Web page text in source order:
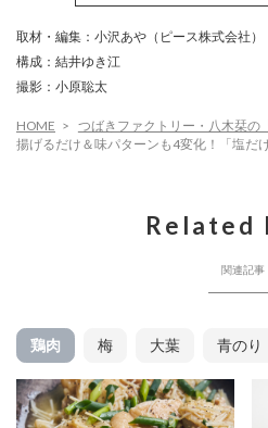
取材・編集：小沢あや（ピース株式会社）
構成：結井ゆき江
撮影：小原聡太
HOME つばきファクトリー・八木栞の
揚げるだけ＆味パターンも4変化！「塩だ
Related
関連記事
鶏肉 梅 大葉 青のり